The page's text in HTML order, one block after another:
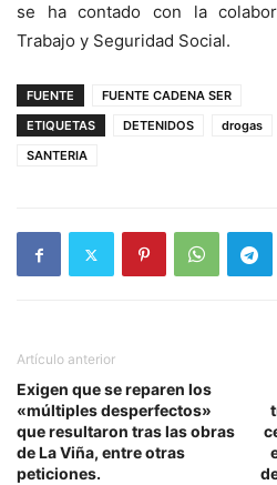
se ha contado con la
Trabajo y Seguridad Social.
FUENTE
FUENTE CADENA SER
ETIQUETAS
DETENIDOS drogas
SANTERIA
Artículo anterior
Exigen que se reparen los
«múltiples desperfectos»
que resultaron tras las obras
de La Viña, entre otras
peticiones.